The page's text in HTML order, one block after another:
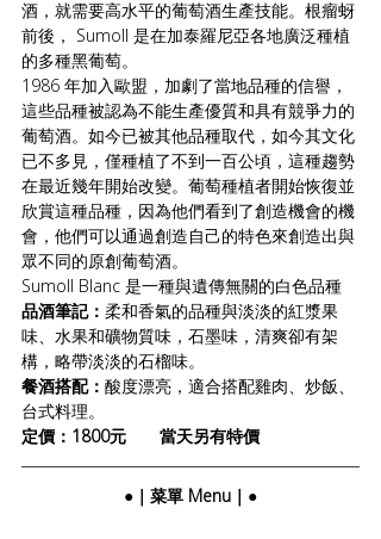
酒，就需要高水平的葡萄酒生產技能。根瘤蚜
前後， Sumoll 是在加泰羅尼亞各地廣泛種植
的多種黑葡萄。
1986 年加入歐盟，加劇了當地品種的信譽，
這些品種被認為不能生產優質和具有競爭力的
葡萄酒。如今已被其他品種取代，如今其文化
已不多見，僅種植了不到一百公頃，這種趨勢
在最近幾年開始改變。葡萄種植者開始恢復並
欣賞這種品種，因為他們看到了創造機會的機
會，他們可以通過創造自己的特色來創造出與
眾不同的原創葡萄酒。
Sumoll Blanc 是一種與遺傳無關的白色品種
品酒筆記： 柔和香氣的品種與淡淡的紅漿果
味、水果和礦物質味，石墨味，清爽卻有架
構，略帶淡淡的石榴味。
餐酒搭配： 酸度漂亮，適合搭配雞肉、炒飯、
台式料理。
定價：1800元       當天另有特價
●｜菜單 Menu｜●